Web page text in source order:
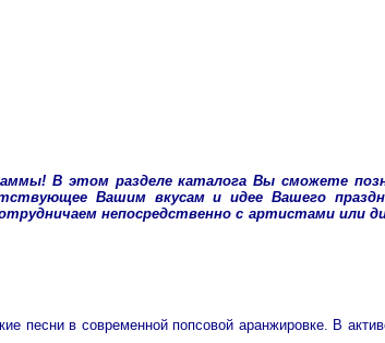
В этом разделе каталога Вы сможете
Вашим вкусам и идее Вашего
непосредственно с артистами или
песни в современной попсовой аранжировке. В